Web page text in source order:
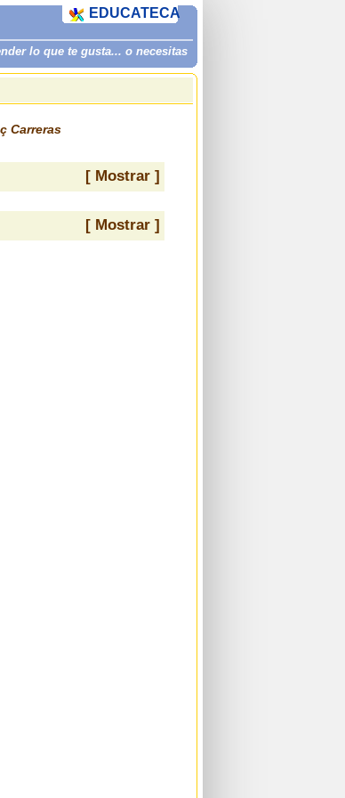
lo que te gusta... o necesitas
EDUCATECA
Carreras
[ Mostrar ]
[ Mostrar ]